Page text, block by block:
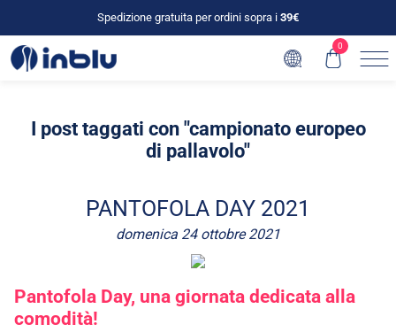
Spedizione gratuita per ordini sopra i 39€
0
I post taggati con "campionato europeo
di pallavolo"
PANTOFOLA DAY 2021
domenica 24 ottobre 2021
Pantofola Day, una giornata dedicata alla
comodità!